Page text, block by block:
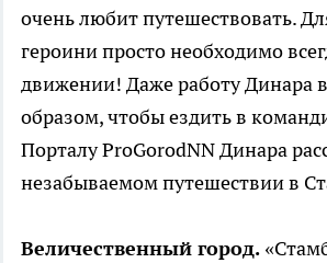
очень любит путешествовать.
героини просто необходимо
движении! Даже работу Динара
образом, чтобы ездить в
Порталу ProGorodNN Динара
незабываемом путешествии в
Величественный город.